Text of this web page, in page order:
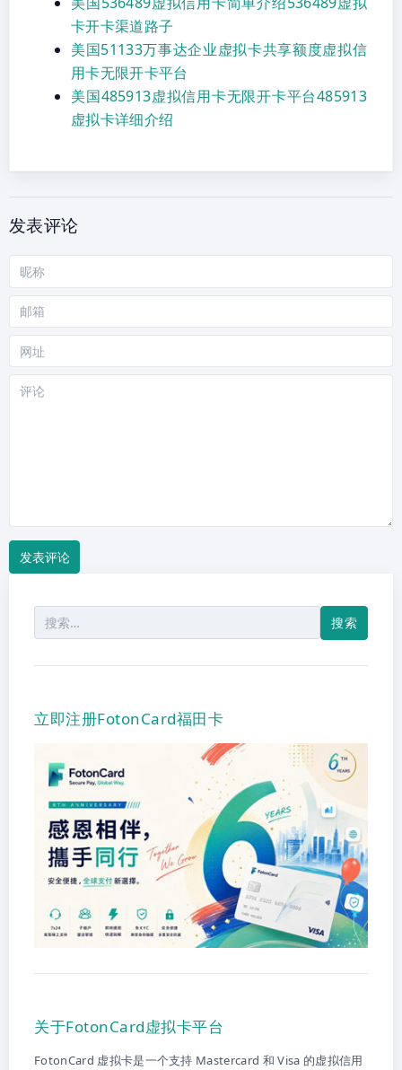
卡开卡渠道路子
美国51133万事达企业虚拟卡共享额度虚拟信
用卡无限开卡平台
美国485913虚拟信用卡无限开卡平台485913
虚拟卡详细介绍
发表评论
评
昵
称
邮
箱
网
站
索：
立即注册FotonCard福田卡
关于FotonCard虚拟卡平台
FotonCard 虚拟卡是一个支持 Mastercard 和 Visa 的虚拟信用